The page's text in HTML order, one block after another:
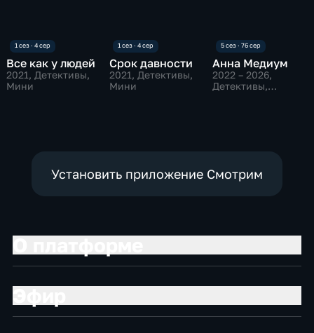
Все как у людей
2021, Детективы,
Мини
Срок давности
2021, Детективы,
Мини
Анна Медиум
2022 – 2026,
Детективы,
Установить приложение Смотрим